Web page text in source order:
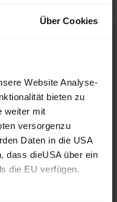
Über Cookies
Website Analyse-
bieten zu
weiter mit
versorgenzu
Daten in die USA
dass dieUSA über ein
die EU verfügen.